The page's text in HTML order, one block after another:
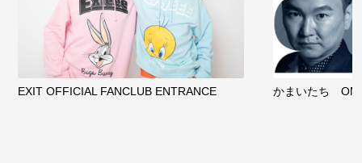
EXIT OFFICIAL FANCLUB ENTRANCE かまいたち